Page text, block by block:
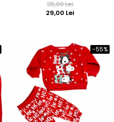
35,00 Lei
29,00 Lei
-55%